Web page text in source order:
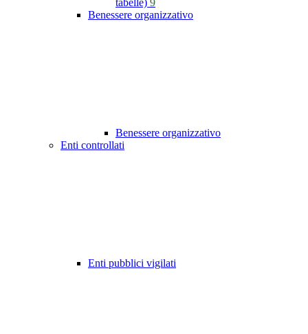
tabelle) 9
Benessere organizzativo
Benessere organizzativo
Enti controllati
Enti pubblici vigilati